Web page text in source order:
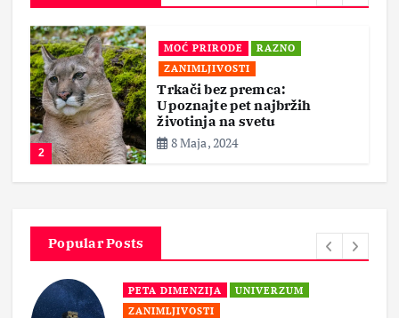
2
MOĆ PRIRODE
RAZNO
ZANIMLJIVOSTI
Trkači bez premca:
Upoznajte pet najbržih
životinja na svetu
8 Maja, 2024
Popular Posts
PETA DIMENZIJA
UNIVERZUM
ZANIMLJIVOSTI